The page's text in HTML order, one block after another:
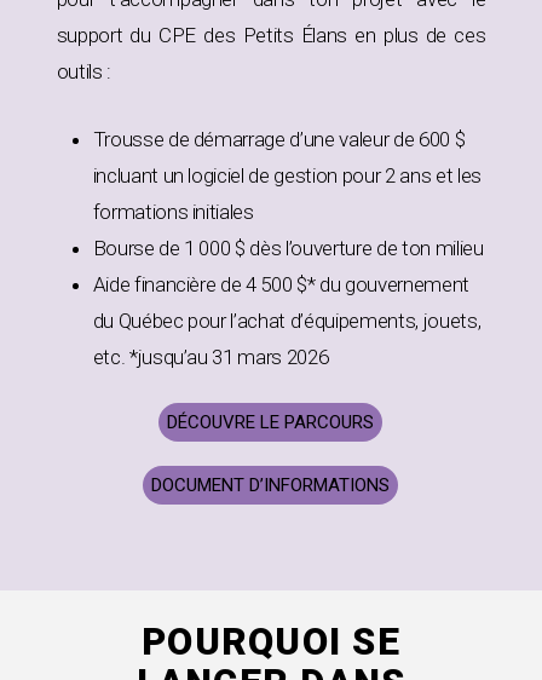
support du CPE des Petits Élans en plus de ces
outils :
Trousse de démarrage d’une valeur de 600 $
incluant un logiciel de gestion pour 2 ans et les
formations initiales
Bourse de 1 000 $ dès l’ouverture de ton milieu
Aide financière de 4 500 $* du gouvernement
du Québec pour l’achat d’équipements, jouets,
etc. *jusqu’au 31 mars 2026
DÉCOUVRE LE PARCOURS
DOCUMENT D’INFORMATIONS
POURQUOI SE